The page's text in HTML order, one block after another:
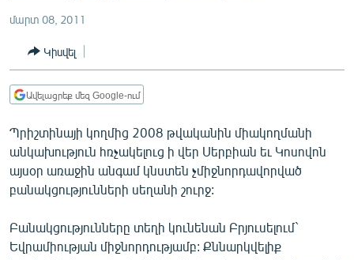
ՀԱՍԱՐԱԿՈՒԹՅՈՒՆ
ՏՆՏԵՍՈՒԹՅՈՒՆ
ՊԱՏԵՐԱԶՄԻ 6 ՇԱԲԱԹՆԵՐԸ
ՏԱՐԱԾԱՇՐՋԱՆ
ՄՇԱԿՈՒՅԹ
մարտ 08, 2011
Կիսվել
Ավելացրեք մեզ Google-ում
Պրիշտինայի կողմից 2008 թվականին միակողմանի
անկախություն հռչակելուց ի վեր Սերբիան եւ Կոսովոն
այսօր առաջին անգամ կնստեն չմիջնորդավորված
բանակցությունների սեղանի շուրջ:
Բանակցությունները տեղի կունենան Բրյուսելում`
Եվրամիության միջնորդությամբ: Քննարկվելիք